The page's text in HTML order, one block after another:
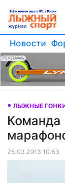
Новости
РЕКЛАМА
ЛЫЖНЫЕ
25.03.2013 10:53